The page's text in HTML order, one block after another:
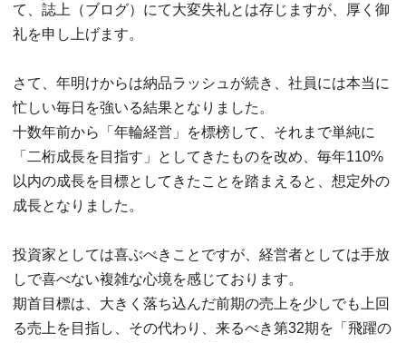
て、誌上（ブログ）にて大変失礼とは存じますが、厚く御
礼を申し上げます。
さて、年明けからは納品ラッシュが続き、社員には本当に
忙しい毎日を強いる結果となりました。
十数年前から「年輪経営」を標榜して、それまで単純に
「二桁成長を目指す」としてきたものを改め、毎年110%
以内の成長を目標としてきたことを踏まえると、想定外の
成長となりました。
投資家としては喜ぶべきことですが、経営者としては手放
しで喜べない複雑な心境を感じております。
期首目標は、大きく落ち込んだ前期の売上を少しでも上回
る売上を目指し、その代わり、来るべき第32期を「飛躍の